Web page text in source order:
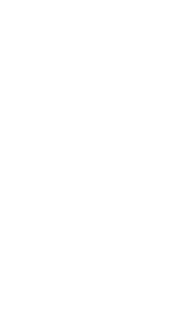
Profile